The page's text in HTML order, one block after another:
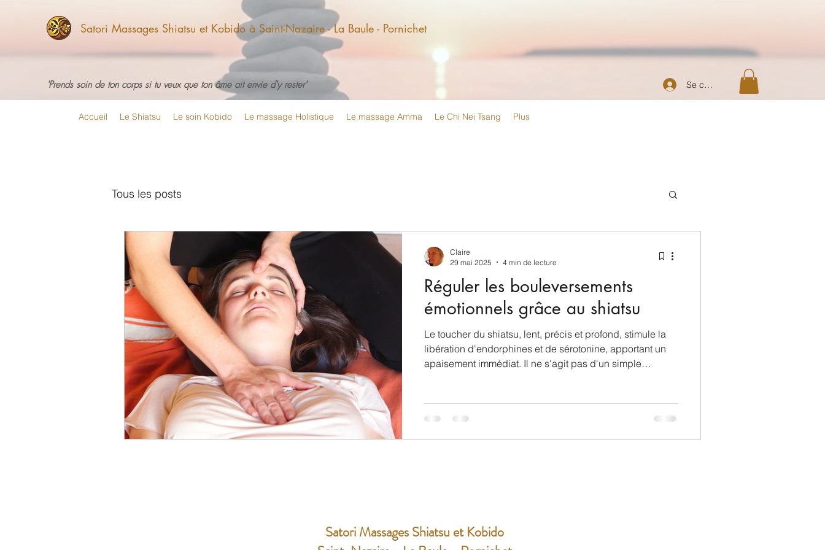
Satori Massages Shiatsu et Kobido à Saint-Nazaire - La Baule - Pornichet
'Prends soin de ton corps si tu veux que ton âme ait envie d'y rester' Se connecter
Accueil Le Shiatsu Le soin Kobido Le massage Holistique Le massage Amma Le Chi Nei Tsang Plus
Tous les posts
Réguler les bouleversements
émotionnels grâce au shiatsu
Le toucher du shiatsu, lent, précis et profond, stimule la
libération d'endorphines et de sérotonine, apportant un
apaisement immédiat. Il ne s'agit pas d'un simple
Claire
29 mai 2025
4 min de lecture
Satori Massages Shiatsu et Kobido